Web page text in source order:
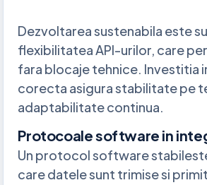
Dezvoltarea sustenabila este
flexibilitatea API-urilor, care
fara blocaje tehnice. Investitia
corecta asigura stabilitate pe
adaptabilitate continua.
Protocoale software in
Un protocol software
care datele sunt trimise si